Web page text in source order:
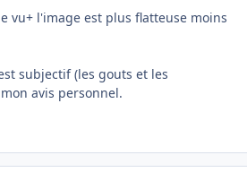
vu+ l'image est plus flatteuse moins
subjectif (les gouts et les
avis personnel.